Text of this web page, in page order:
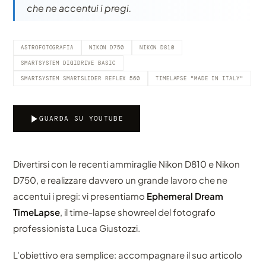
che ne accentui i pregi.
ASTROFOTOGRAFIA NIKON D750 NIKON D810
SMARTSYSTEM DIGIDRIVE BASIC
SMARTSYSTEM SMARTSLIDER REFLEX 560 TIMELAPSE "MADE IN ITALY"
GUARDA SU YOUTUBE
Divertirsi con le recenti ammiraglie Nikon D810 e Nikon
D750, e realizzare davvero un grande lavoro che ne
accentui i pregi: vi presentiamo Ephemeral Dream
TimeLapse, il time-lapse showreel del fotografo
professionista Luca Giustozzi.
L'obiettivo era semplice: accompagnare il suo articolo